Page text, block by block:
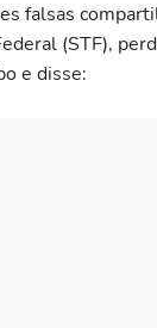
falsas
(STF),
e disse: